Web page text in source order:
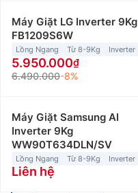
Máy Giặt LG Inverter 9Kg
FB1209S6W
Lồng Ngang Từ 8-9Kg Inverter
5.950.000
6.490.000-8%
Máy Giặt Samsung AI
Inverter 9Kg
WW90T634DLN/SV
Lồng Ngang Từ 8-9Kg Inverter
Liên hệ